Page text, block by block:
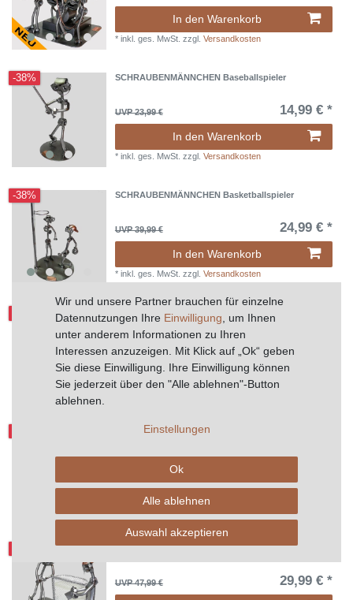
In den Warenkorb
* inkl. ges. MwSt. zzgl. Versandkosten
-38% SCHRAUBENMÄNNCHEN Baseballspieler
UVP 23,99 € 14,99 € *
In den Warenkorb
* inkl. ges. MwSt. zzgl. Versandkosten
-38% SCHRAUBENMÄNNCHEN Basketballspieler
UVP 39,99 € 24,99 € *
In den Warenkorb
* inkl. ges. MwSt. zzgl. Versandkosten
SCHRAUBENMÄNNCHEN Billardtisch mit zwei
Billard Spielern
UVP 47,99 €
In den Warenkorb
SCHRAUBENMÄNNCHEN Businessmann mit
In den Warenkorb
SCHRAUBENMÄNNCHEN Eishockeyspieler mit Tor
UVP 47,99 € 29,99 € *
Wir und unsere Partner brauchen für einzelne
Datennutzungen Ihre Einwilligung , um Ihnen
unter anderem Informationen zu Ihren
Interessen anzuzeigen. Mit Klick auf „Ok“ geben
Sie diese Einwilligung. Ihre Einwilligung können
Sie jederzeit über den "Alle ablehnen"-Button
ablehnen.
Einstellungen
Ok
Alle ablehnen
Auswahl akzeptieren